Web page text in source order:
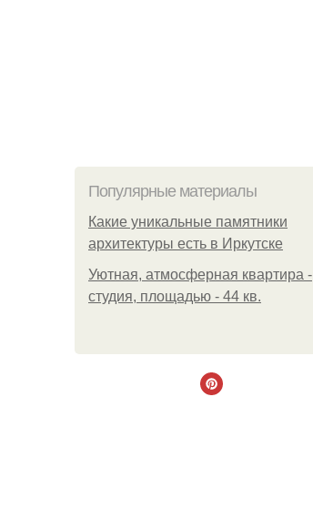
Популярные материалы
Какие уникальные памятники
архитектуры есть в Иркутске
Уютная, атмосферная квартира -
студия, площадью - 44 кв.